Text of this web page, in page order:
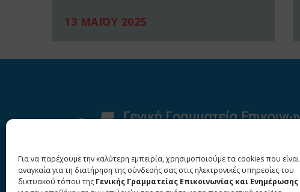
Για να παρέχουμε την καλύτερη εμπειρία, χρησιμοποιούμε τα cookies που είναι
αναγκαία για τη διατήρηση της σύνδεσής σας στις ηλεκτρονικές υπηρεσίες του
δικτυακού τόπου της Γενικής Γραμματείας Επικοινωνίας και Ενημέρωσης
13 ΜΑΪΟΥ 2025